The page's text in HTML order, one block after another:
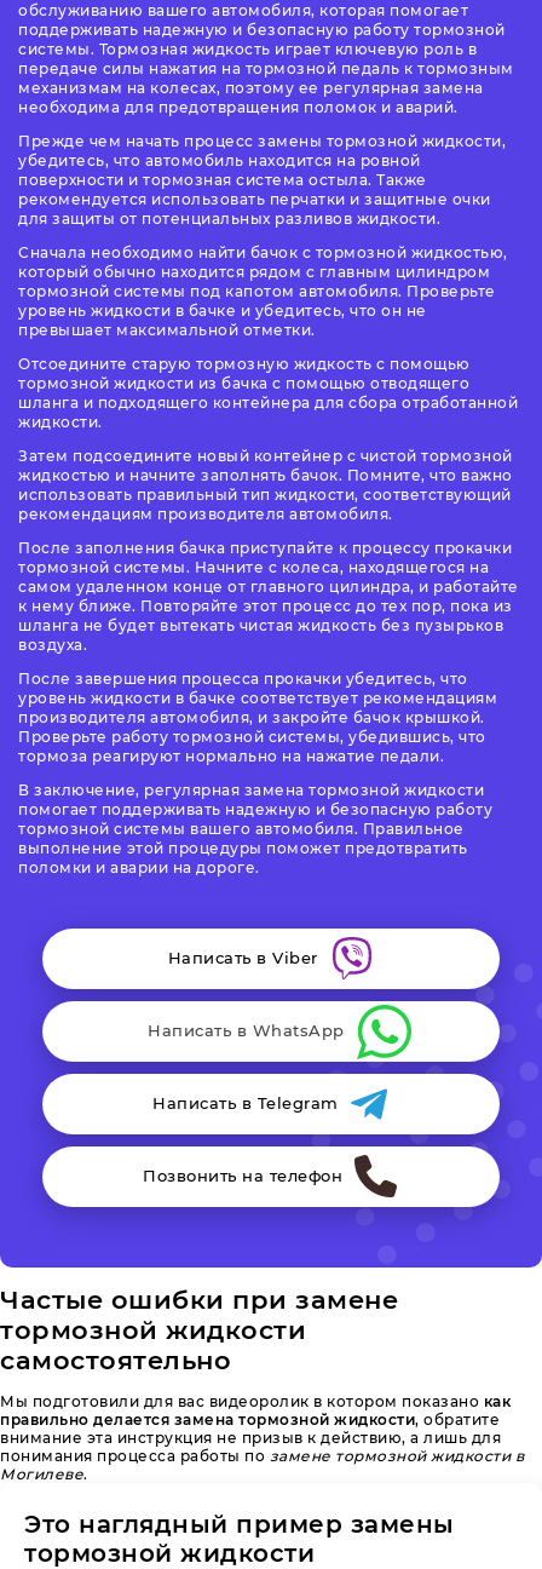
обслуживанию вашего автомобиля, которая помогает
поддерживать надежную и безопасную работу тормозной
системы. Тормозная жидкость играет ключевую роль в
передаче силы нажатия на тормозной педаль к тормозным
механизмам на колесах, поэтому ее регулярная замена
необходима для предотвращения поломок и аварий.
Прежде чем начать процесс замены тормозной жидкости,
убедитесь, что автомобиль находится на ровной
поверхности и тормозная система остыла. Также
рекомендуется использовать перчатки и защитные очки
для защиты от потенциальных разливов жидкости.
Сначала необходимо найти бачок с тормозной жидкостью,
который обычно находится рядом с главным цилиндром
тормозной системы под капотом автомобиля. Проверьте
уровень жидкости в бачке и убедитесь, что он не
превышает максимальной отметки.
Отсоедините старую тормозную жидкость с помощью
тормозной жидкости из бачка с помощью отводящего
шланга и подходящего контейнера для сбора отработанной
жидкости.
Затем подсоедините новый контейнер с чистой тормозной
жидкостью и начните заполнять бачок. Помните, что важно
использовать правильный тип жидкости, соответствующий
рекомендациям производителя автомобиля.
После заполнения бачка приступайте к процессу прокачки
тормозной системы. Начните с колеса, находящегося на
самом удаленном конце от главного цилиндра, и работайте
к нему ближе. Повторяйте этот процесс до тех пор, пока из
шланга не будет вытекать чистая жидкость без пузырьков
воздуха.
После завершения процесса прокачки убедитесь, что
уровень жидкости в бачке соответствует рекомендациям
производителя автомобиля, и закройте бачок крышкой.
Проверьте работу тормозной системы, убедившись, что
тормоза реагируют нормально на нажатие педали.
В заключение, регулярная замена тормозной жидкости
помогает поддерживать надежную и безопасную работу
тормозной системы вашего автомобиля. Правильное
выполнение этой процедуры поможет предотвратить
поломки и аварии на дороге.
Написать в Viber
Написать в WhatsApp
Написать в Telegram
Позвонить на телефон
Частые ошибки при замене
тормозной жидкости
самостоятельно
Мы подготовили для вас видеоролик в котором показано как
правильно делается замена тормозной жидкости, обратите
внимание эта инструкция не призыв к действию, а лишь для
понимания процесса работы по замене тормозной жидкости в
Могилеве.
Это наглядный пример замены
тормозной жидкости